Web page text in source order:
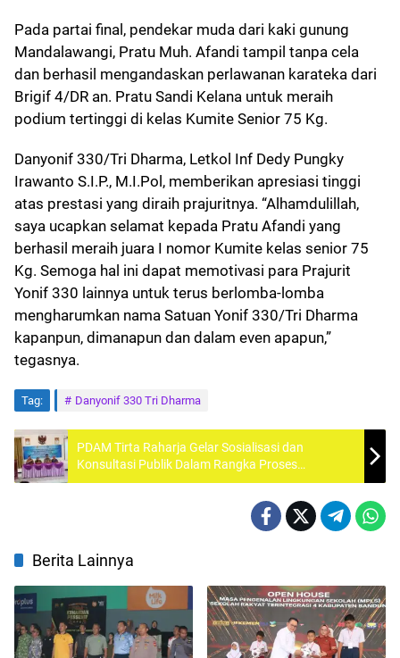
Pada partai final, pendekar muda dari kaki gunung
Mandalawangi, Pratu Muh. Afandi tampil tanpa cela
dan berhasil mengandaskan perlawanan karateka dari
Brigif 4/DR an. Pratu Sandi Kelana untuk meraih
podium tertinggi di kelas Kumite Senior 75 Kg.
Danyonif 330/Tri Dharma, Letkol Inf Dedy Pungky
Irawanto S.I.P., M.I.Pol, memberikan apresiasi tinggi
atas prestasi yang diraih prajuritnya. “Alhamdulillah,
saya ucapkan selamat kepada Pratu Afandi yang
berhasil meraih juara I nomor Kumite kelas senior 75
Kg. Semoga hal ini dapat memotivasi para Prajurit
Yonif 330 lainnya untuk terus berlomba-lomba
mengharumkan nama Satuan Yonif 330/Tri Dharma
kapanpun, dimanapun dan dalam even apapun,”
tegasnya.
Tag: Danyonif 330 Tri Dharma
PDAM Tirta Raharja Gelar Sosialisasi dan
Konsultasi Publik Dalam Rangka Proses
Penyusunan Studi Amdal Kegiatan
Pengembangan Sistem Penyediaan Air Minum
Berita Lainnya